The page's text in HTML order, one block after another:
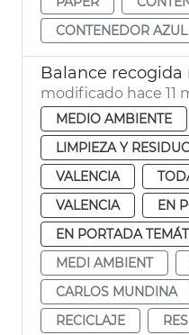
CONTENEDOR AZUL
modificado hace 11
MEDIO AMBIENTE
LIMPIEZA Y
VALENCIA
VALENCIA
EN
EN PORTADA
MEDI AMBIENT
CARLOS MUNDINA
RECICLAJE